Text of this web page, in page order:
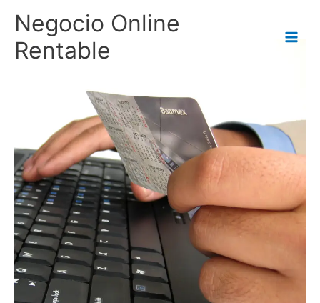
Negocio Online
Rentable